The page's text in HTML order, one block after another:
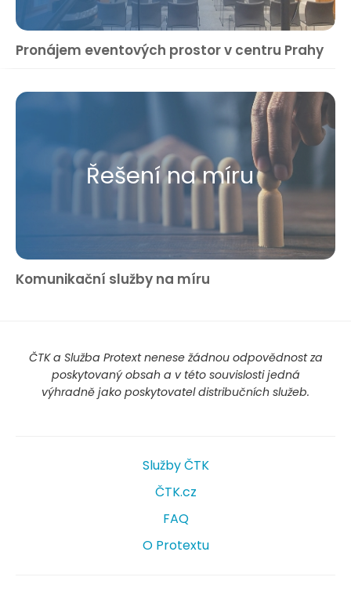
Pronájem eventových prostor v centru Prahy
Řešení na míru
Komunikační služby na míru
ČTK a Služba Protext nenese žádnou odpovědnost za
poskytovaný obsah a v této souvislosti jedná
výhradně jako poskytovatel distribučních služeb.
Služby ČTK
ČTK.cz
FAQ
O Protextu